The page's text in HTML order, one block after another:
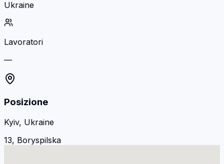
Ukraine
Lavoratori
—
Posizione
Kyiv, Ukraine
13, Boryspilska